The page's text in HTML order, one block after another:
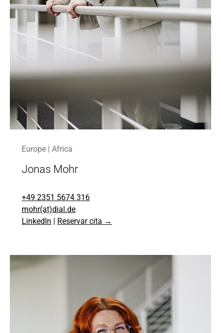
Europe | Africa
Jonas Mohr
+49 2351 5674 316
mohr(at)dial.de
LinkedIn | Reservar cita →